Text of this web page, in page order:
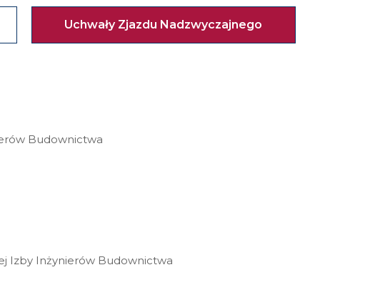
Uchwały Zjazdu Nadzwyczajnego
Budownictwa
Izby Inżynierów Budownictwa